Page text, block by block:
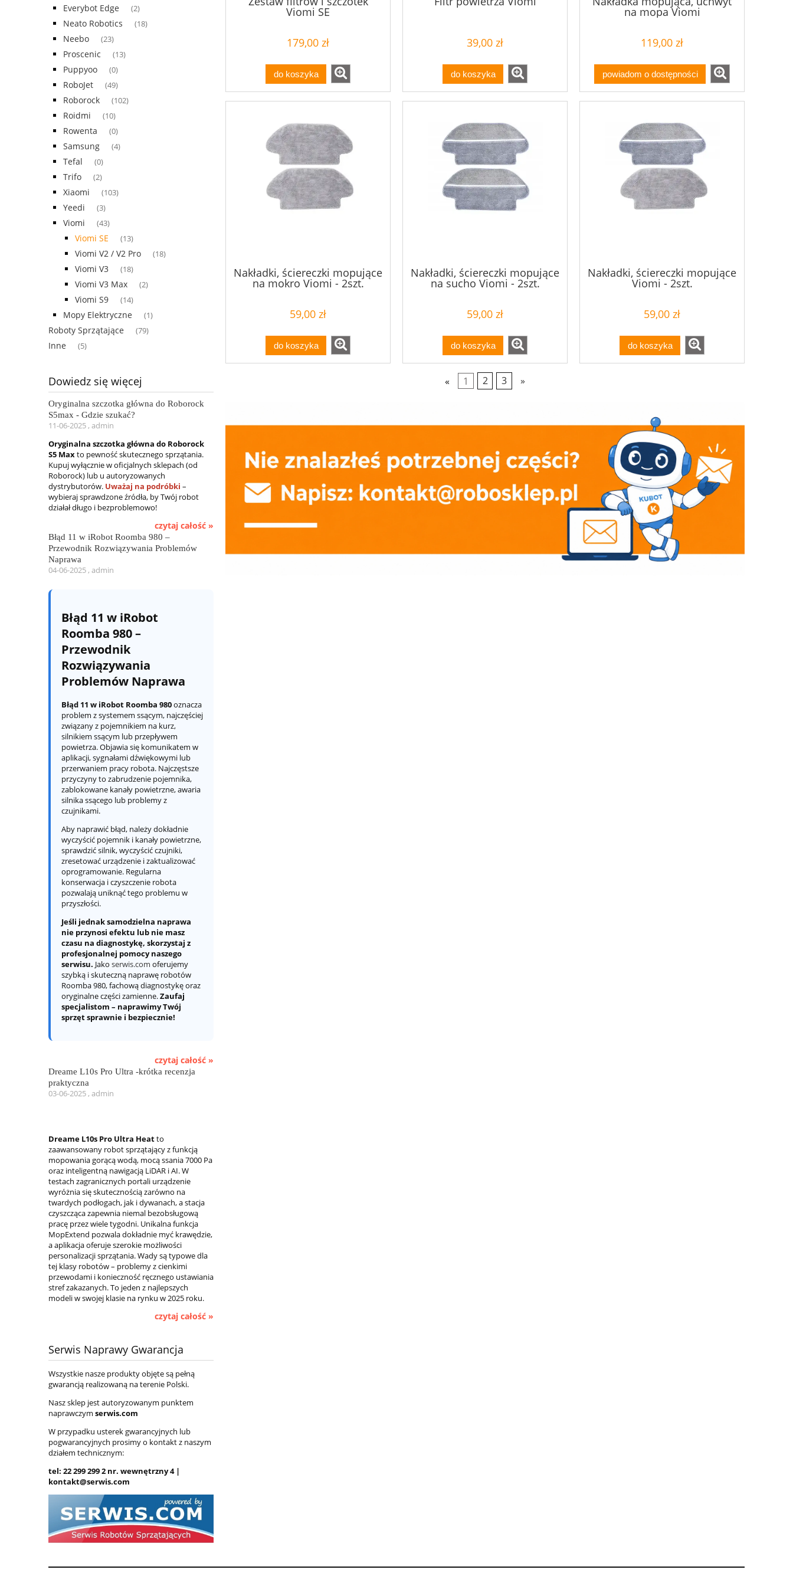
Everybot Edge (2)
Neato Robotics (18)
Neebo (23)
Proscenic (13)
Puppyoo (0)
RoboJet (49)
Roborock (102)
Roidmi (10)
Rowenta (0)
Samsung (4)
Tefal (0)
Trifo (2)
Xiaomi (103)
Yeedi (3)
Viomi (43)
Viomi SE (13)
Viomi V2 / V2 Pro (18)
Viomi V3 (18)
Viomi V3 Max (2)
Viomi S9 (14)
Mopy Elektryczne (1)
Roboty Sprzątające (79)
Inne (5)
Dowiedz się więcej
Oryginalna szczotka główna do Roborock
S5max - Gdzie szukać?
11-06-2025 , admin
Oryginalna szczotka główna do Roborock
S5 Maxto pewność skutecznego sprzątania.
Kupuj wyłącznie w oficjalnych sklepach (od
Roborock) lub u autoryzowanych
dystrybutorów. Uważaj na podróbki –
wybieraj sprawdzone źródła, by Twój robot
działał długo i bezproblemowo!
czytaj całość »
Błąd 11 w iRobot Roomba 980 –
Przewodnik Rozwiązywania Problemów
Naprawa
04-06-2025 , admin
Błąd 11 w iRobot
Roomba 980 –
Przewodnik
Rozwiązywania
Problemów Naprawa
Błąd 11 w iRobot Roomba 980oznacza
problem z systemem ssącym, najczęściej
związany z pojemnikiem na kurz,
silnikiem ssącym lub przepływem
powietrza. Objawia się komunikatem w
aplikacji, sygnałami dźwiękowymi lub
przerwaniem pracy robota. Najczęstsze
przyczyny to zabrudzenie pojemnika,
zablokowane kanały powietrzne, awaria
silnika ssącego lub problemy z
czujnikami.
Aby naprawić błąd, należy dokładnie
wyczyścić pojemnik i kanały powietrzne,
sprawdzić silnik, wyczyścić czujniki,
zresetować urządzenie i zaktualizować
oprogramowanie. Regularna
konserwacja i czyszczenie robota
pozwalają uniknąć tego problemu w
przyszłości.
Jeśli jednak samodzielna naprawa
nie przynosi efektu lub nie masz
czasu na diagnostykę, skorzystaj z
profesjonalnej pomocy naszego
serwisu. Jako serwis.com oferujemy
szybką i skuteczną naprawę robotów
Roomba 980, fachową diagnostykę oraz
oryginalne części zamienne.Zaufaj
specjalistom – naprawimy Twój
sprzęt sprawnie i bezpiecznie!
czytaj całość »
Dreame L10s Pro Ultra -krótka recenzja
praktyczna
03-06-2025 , admin
Dreame L10s Pro Ultra Heatto
zaawansowany robot sprzątający z funkcją
mopowania gorącą wodą, mocą ssania 7000 Pa
oraz inteligentną nawigacją LiDAR i AI. W
testach zagranicznych portali urządzenie
wyróżnia się skutecznością zarówno na
twardych podłogach, jak i dywanach, a stacja
czyszcząca zapewnia niemal bezobsługową
pracę przez wiele tygodni. Unikalna funkcja
MopExtend pozwala dokładnie myć krawędzie,
a aplikacja oferuje szerokie możliwości
personalizacji sprzątania. Wady są typowe dla
tej klasy robotów – problemy z cienkimi
przewodami i konieczność ręcznego ustawiania
stref zakazanych. To jeden z najlepszych
modeli w swojej klasie na rynku w 2025 roku.
czytaj całość »
Serwis Naprawy Gwarancja
Wszystkie nasze produkty objęte są pełną
gwarancją realizowaną na terenie Polski.
Nasz sklep jest autoryzowanym punktem
naprawczym serwis.com
W przypadku usterek gwarancyjnych lub
pogwarancyjnych prosimy o kontakt z naszym
działem technicznym:
tel: 22 299 299 2 nr. wewnętrzny 4 |
kontakt@serwis.com
Viomi SE
179,00 zł
do koszyka
39,00 zł
do koszyka
na mopa Viomi
119,00 zł
powiadom o dostępności
Nakładki, ściereczki mopujące
na mokro Viomi - 2szt.
59,00 zł
do koszyka
Nakładki, ściereczki mopujące
na sucho Viomi - 2szt.
59,00 zł
do koszyka
Nakładki, ściereczki mopujące
Viomi - 2szt.
59,00 zł
do koszyka
« 1 2 3 »